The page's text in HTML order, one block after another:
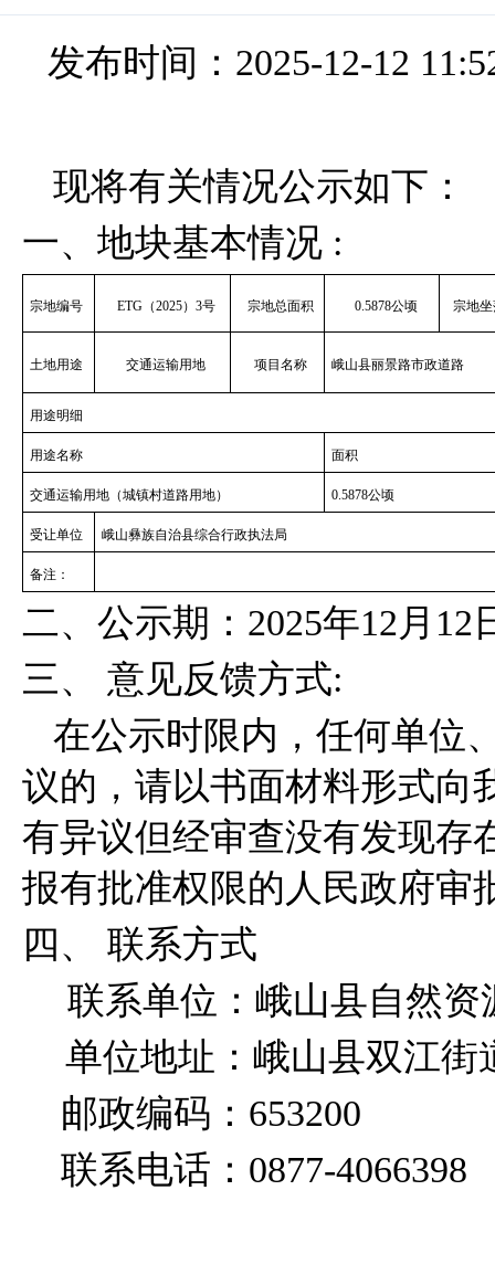
发布时间：2025-12-12
现将有关情况公示如下：
一、地块基本情况 :
宗地编号 ETG（2025） 3号 宗地总面积 0.5878公顷 宗地
土地用途 交通运输用地 项目名称 峨山县丽景路市政道路
用途明细
用途名称 面积
交通运输用地（城镇村道路用地） 0.5878公顷
受让单位 峨山彝族自治县综合行政执法局
备注：
二、公示期： 2025年12月 12
三、
意见反馈方式:
在公示时限内，任何单位
议的，请以书面材料形式向
有异议但经审查没有发现存
报有批准权限的人民政府审
四、
联系方式
联系单位：峨山县自然资
单位地址：峨山县双江街
邮政编码： 653200
联系电话： 0877-4066398